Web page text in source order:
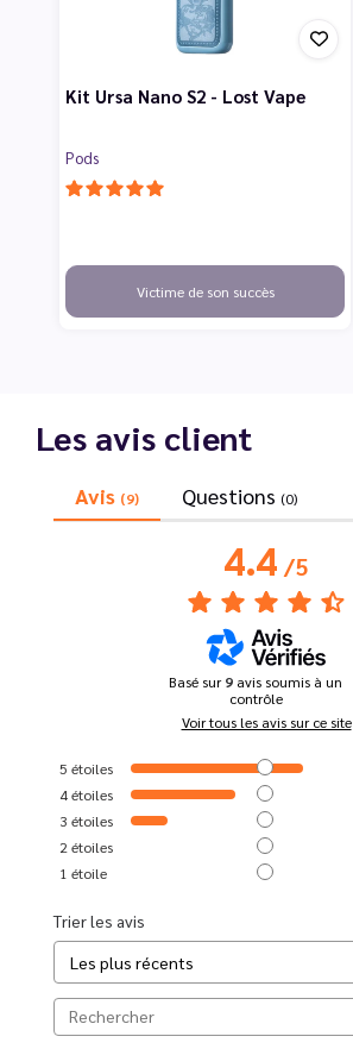
Kit Ursa Nano S2 - Lost Vape
Pods
Victime de son succès
Les avis client
Avis (9) Questions (0)
4.4/5
Basé sur9 avis soumis à un
contrôle
Voir tous les avis sur ce site
5 étoiles
4étoiles
3 étoiles
2 étoiles
1 étoile
Trier les avis